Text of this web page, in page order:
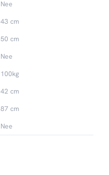
Nee
43 cm
50 cm
Nee
100kg
42 cm
87 cm
Nee